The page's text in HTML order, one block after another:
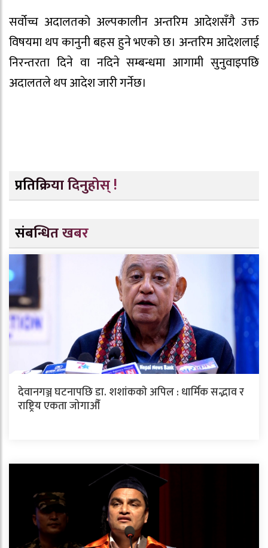
सर्वोच्च अदालतको अल्पकालीन अन्तरिम आदेशसँगै उक्त
विषयमा थप कानुनी बहस हुने भएको छ। अन्तरिम आदेशलाई
निरन्तरता दिने वा नदिने सम्बन्धमा आगामी सुनुवाइपछि
अदालतले थप आदेश जारी गर्नेछ।
प्रतिक्रिया दिनुहोस् !
संबन्धित खबर
देवानगञ्ज घटनापछि डा. शशांककाे अपिल : धार्मिक सद्भाव र
राष्ट्रिय एकता जोगाऔँ